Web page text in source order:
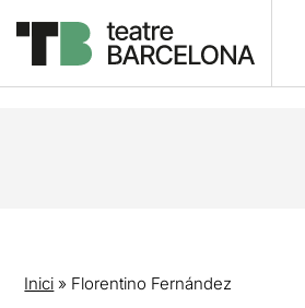
Inici » Florentino Fernández